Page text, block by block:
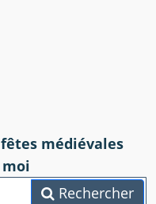
médiévales
Rechercher